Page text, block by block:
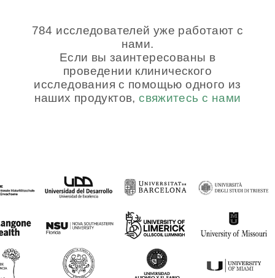
784 исследователей уже работают с
нами.
Если вы заинтересованы в
проведении клинического
исследования с помощью одного из
наших продуктов,свяжитесь с нами